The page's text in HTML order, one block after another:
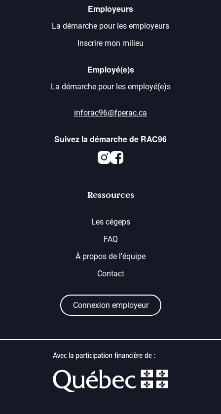
Employeurs
La démarche pour les employeurs
Inscrire mon milieu
Employé(e)s
La démarche pour les employé(e)s
inforac96@fperac.ca
Suivez la démarche de RAC96
Instagram
Facebook
Ressources
Les cégeps
FAQ
À propos de l'équipe
Contact
Connexion employeur